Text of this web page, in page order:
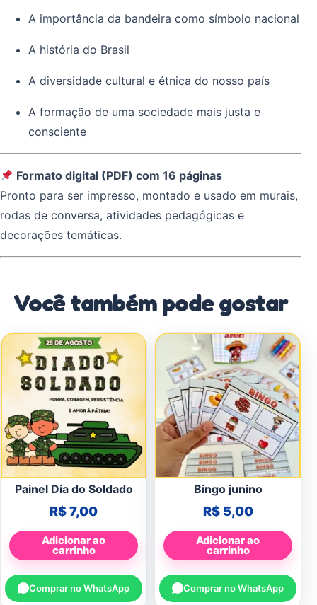
A importância da bandeira como símbolo nacional
A história do Brasil
A diversidade cultural e étnica do nosso país
A formação de uma sociedade mais justa e
consciente
Formato digital (PDF) com 16 páginas
Pronto para ser impresso, montado e usado em murais,
rodas de conversa, atividades pedagógicas e
decorações temáticas.
Você também pode gostar
Painel Dia do Soldado
R$7,00
Adicionar ao
carrinho
Comprar no WhatsApp
Bingo junino
R$5,00
Adicionar ao
carrinho
Comprar no WhatsApp